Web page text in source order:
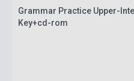
Grammar Practice Upper-
Key+cd-rom